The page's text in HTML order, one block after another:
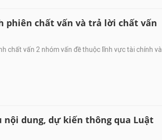
phiên chất vấn và trả lời chất vấn
chất vấn 2 nhóm vấn đề thuộc lĩnh vực tài chính và
dung, dự kiến thông qua Luật